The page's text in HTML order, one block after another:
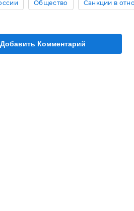
Общество Санкции в
Комментарий